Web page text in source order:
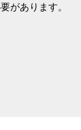
があります。